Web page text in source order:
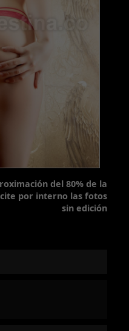
del 80% de la
por interno las fotos
sin edición